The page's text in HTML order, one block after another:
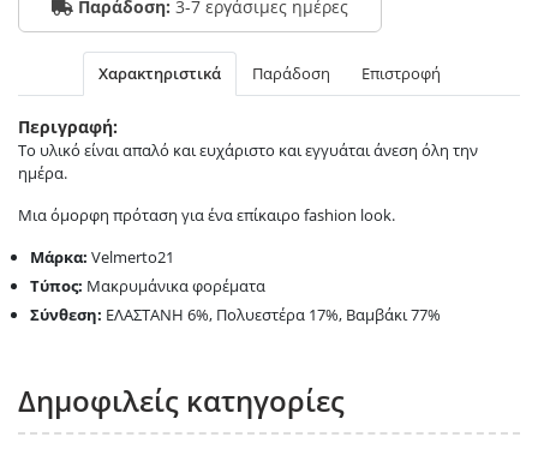
Παράδοση: 3-7 εργάσιμες ημέρες
Χαρακτηριστικά Παράδοση Επιστροφή
Περιγραφή:
Το υλικό είναι απαλό και ευχάριστο και εγγυάται άνεση όλη την
ημέρα.
Μια όμορφη πρόταση για ένα επίκαιρο fashion look.
Μάρκα: Velmerto21
Τύπος: Μακρυμάνικα φορέματα
Σύνθεση: ΕΛΑΣΤΑΝΗ 6%, Πολυεστέρα 17%, Βαμβάκι 77%
Δημοφιλείς κατηγορίες